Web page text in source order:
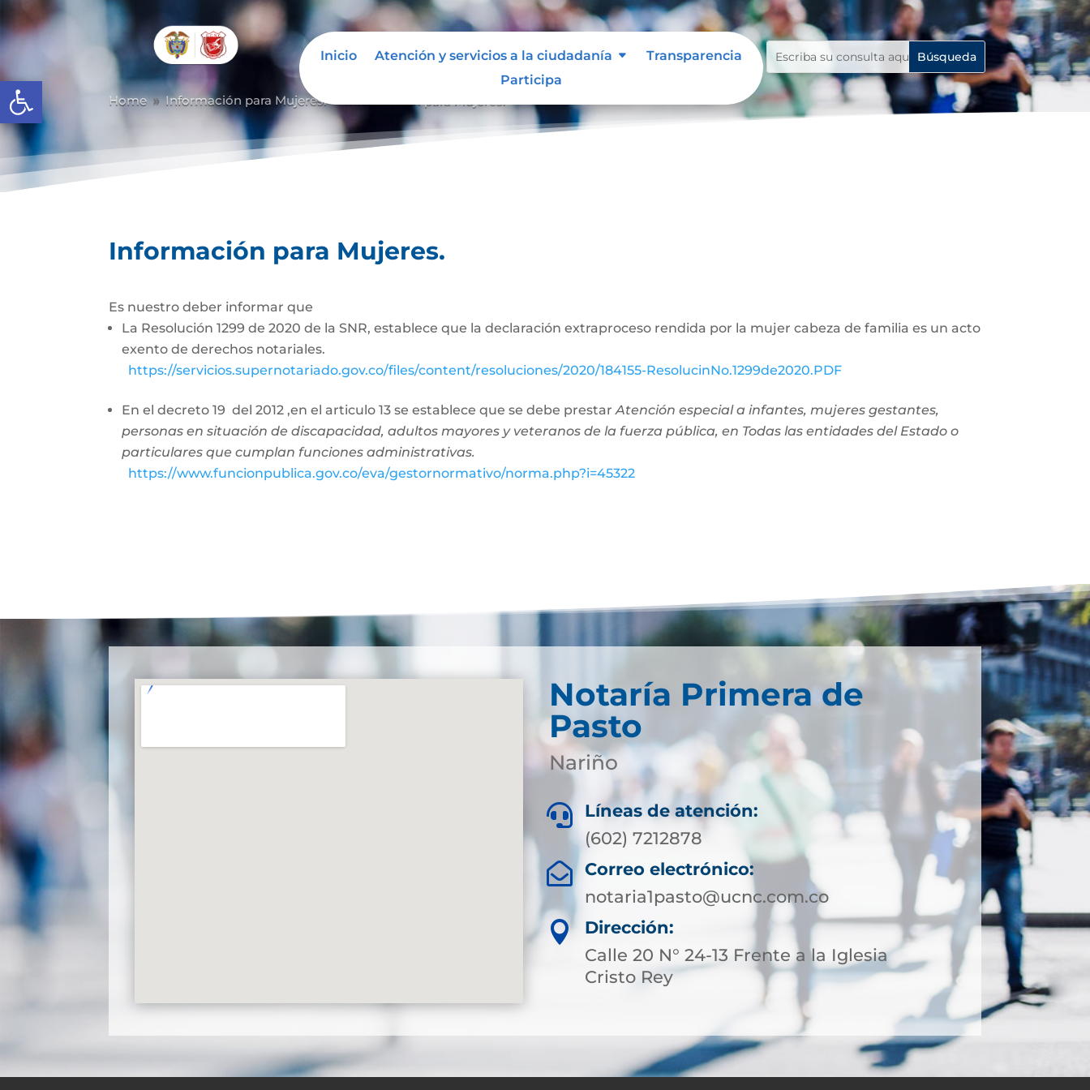
Abrir barra de herramientas
Inicio Atención y servicios a la ciudadanía
Transparencia
Participa
Home 9 Información para Mujeres. 9
Información para Mujeres.
Es nuestro deber informar que
La Resolución 1299 de 2020 de la SNR, establece que la declaración extraproceso rendida por la mujer cabeza de familia es un acto
exento de derechos notariales.
https://servicios.supernotariado.gov.co/files/content/resoluciones/2020/184155-ResolucinNo.1299de2020.PDF
En el decreto 19 del 2012 ,en el articulo 13 se establece que se debe prestarAtención especial a infantes, mujeres gestantes,
personas en situación de discapacidad, adultos mayores y veteranos de la fuerza pública, en Todas las entidades del Estado o
particulares que cumplan funciones administrativas.
https://www.funcionpublica.gov.co/eva/gestornormativo/norma.php?i=45322
Notaría Primera de
Pasto
Nariño

Líneas de atención:
(602) 7212878

Correo electrónico:
notaria1pasto@ucnc.com.co

Dirección:
Calle 20 N° 24-13 Frente a la Iglesia
Cristo Rey